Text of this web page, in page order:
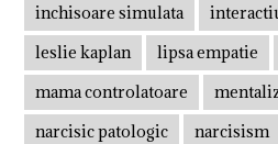
inchisoare simulata
leslie kaplan
lipsa empatie
mama controlatoare
narcisic patologic
narcisism